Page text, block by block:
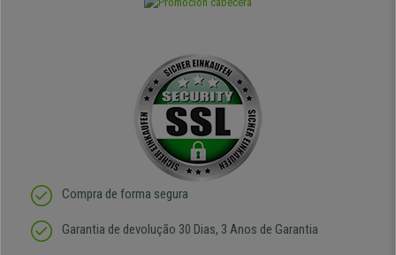
Compra de forma segura
Garantia de devolução 30 Dias, 3 Anos de Garantia